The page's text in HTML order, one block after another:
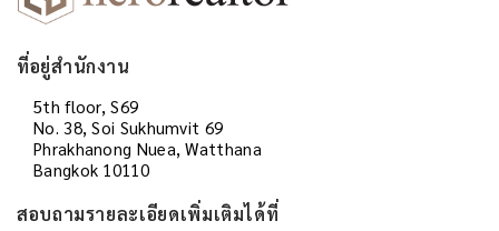
ที่อยู่สำนักงาน
5th floor, S69
No. 38, Soi Sukhumvit 69
Phrakhanong Nuea, Watthana
Bangkok 10110
สอบถามรายละเอียดเพิ่มเติมได้ที่